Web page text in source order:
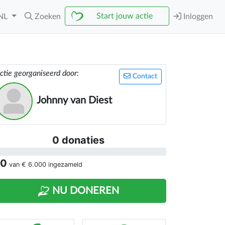
Zoeken Start jouw actie Inloggen
Contact
georganiseerd door:
Johnny van Diest
0 donaties
van € 6.000 ingezameld
NU DONEREN